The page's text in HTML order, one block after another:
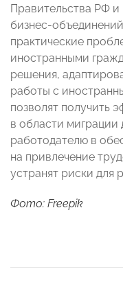
Правительства РФ
бизнес-
практические
иностранными
решения,
работы с
позволят получить
в области миграции
работодателю в
на привлечение
устранят риски для
Фото: Freepik